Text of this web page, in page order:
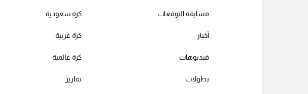
مسابقة التوقعات
أخبار
فيديوهات
بطولات
كرة سعودية
كرة عربية
كرة عالمية
تقارير